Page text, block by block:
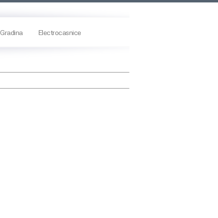
Electrocasnice